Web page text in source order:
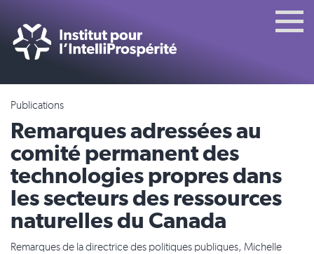
Publications
Remarques adressées au
comité permanent des
technologies propres dans
les secteurs des ressources
naturelles du Canada
Remarques de la directrice des politiques publiques, Michelle